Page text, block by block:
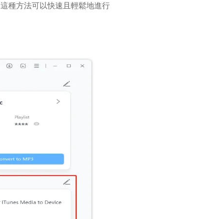
種方法可以快速且輕鬆地進行